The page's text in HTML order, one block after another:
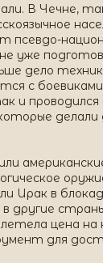
В Чечне,
псевдо-
уже
дело
с
и
делали
Ирак в
другие
цена
для